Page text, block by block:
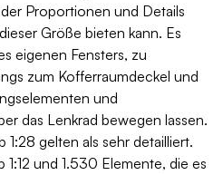
Proportionen und Details
Größe bieten kann. Es
eigenen Fensters, zu
zum Kofferraumdeckel und
und
das Lenkrad bewegen lassen.
1:28 gelten als sehr detailliert.
und 1.530 Elemente, die es